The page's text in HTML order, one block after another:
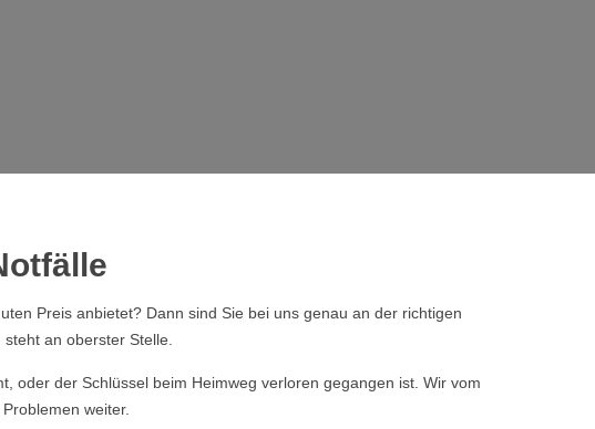
Preis anbietet? Dann sind Sie bei uns genau an der richtigen
an oberster Stelle.
oder der Schlüssel beim Heimweg verloren gegangen ist. Wir vom
weiter.